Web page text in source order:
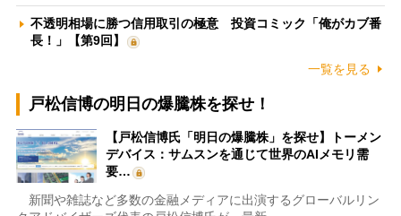
不透明相場に勝つ信用取引の極意 投資コミック「俺がカブ番
長！」【第9回】
一覧を見る
戸松信博の明日の爆騰株を探せ！
【戸松信博氏「明日の爆騰株」を探せ】トーメン
デバイス：サムスンを通じて世界のAIメモリ需
要…
新聞や雑誌など多数の金融メディアに出演するグローバルリン